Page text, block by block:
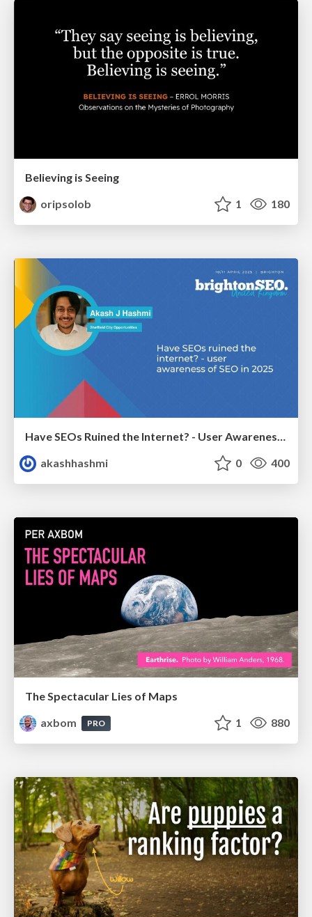
Believing is Seeing
oripsolob
1 180
Have SEOs Ruined the Internet? - User Awareness of SEO in 2025
akashhashmi
0 400
The Spectacular Lies of Maps
axbom
PRO 1 880